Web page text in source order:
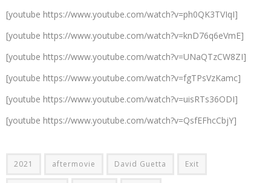
[youtube https://www.youtube.com/watch?v=ph0QK3TVIqI]
[youtube https://www.youtube.com/watch?v=knD76q6eVmE]
[youtube https://www.youtube.com/watch?v=UNaQTzCW8ZI]
[youtube https://www.youtube.com/watch?v=fgTPsVzKamc]
[youtube https://www.youtube.com/watch?v=uisRTs36ODI]
[youtube https://www.youtube.com/watch?v=QsfEFhcCbjY]
2021 aftermovie David Guetta Exit